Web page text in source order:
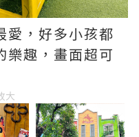
愛，好多小孩都
樂趣，畫面超可
大